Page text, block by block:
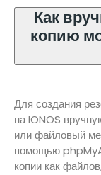
Как
копию
Для создания
на IONOS
или файловый
помощью
копии как